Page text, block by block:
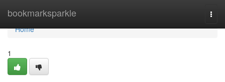
bookmarksparkle
Home
Home
1